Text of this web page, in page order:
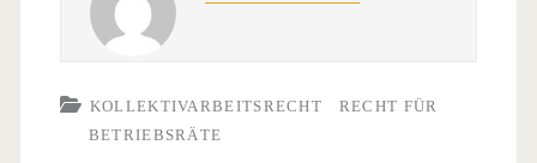
KOLLEKTIVARBEITSRECHT
RECHT FÜR
BETRIEBSRÄTE